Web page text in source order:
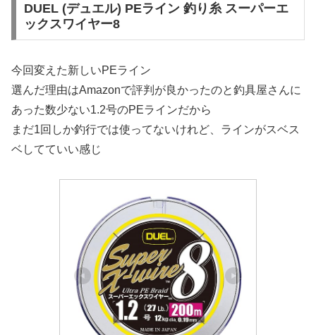
DUEL (デュエル) PEライン 釣り糸 スーパーエ
ックスワイヤー8
今回変えた新しいPEライン
選んだ理由はAmazonで評判が良かったのと釣具屋さんに
あった数少ない1.2号のPEラインだから
まだ1回しか釣行では使ってないけれど、ラインがスベス
ベしてていい感じ